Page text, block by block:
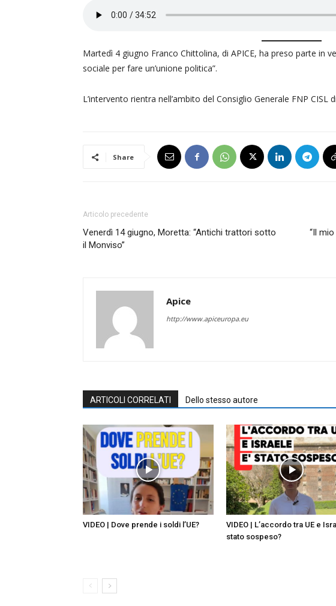
Martedì 4 giugno Franco Chittolina, di APICE, ha preso parte in
sociale per fare un’unione politica”.
L’intervento rientra nell’ambito del Consiglio Generale FNP CISL
Share
Articolo precedente
Venerdì 14 giugno, Moretta: “Antichi trattori sotto
il Monviso”
“Il
Apice
http://www.apiceuropa.eu
ARTICOLI CORRELATI Dello stesso autore
VIDEO | Dove prende i soldi l’UE?
VIDEO | L’accordo tra UE e
stato sospeso?